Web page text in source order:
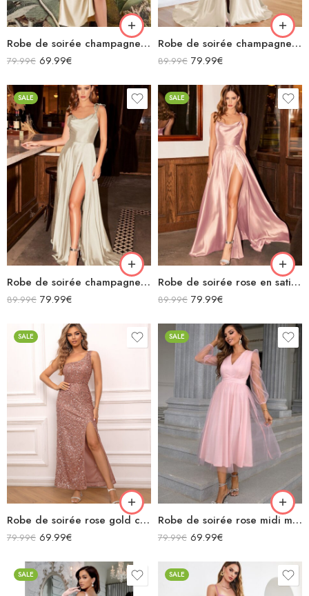
Robe de soirée champagne en satin col bénitier mi longue fendue à bretelles sans manches
79.99€ 69.99€
Robe de soirée champagne en satin décolleté carré longue fendue sirène
89.99€ 79.99€
SALE
Robe de soirée champagne en satin fluide col bénitier bretelles longue fendue
89.99€ 79.99€
SALE
Robe de soirée rose en satin fluide col bénitier bretelles longue fendue
89.99€ 79.99€
SALE
Robe de soirée rose gold courte fendue asymétrique sans manches à paillettes
79.99€ 69.99€
SALE
Robe de soirée rose midi manches longues transparentes col v
79.99€ 69.99€
SALE SALE